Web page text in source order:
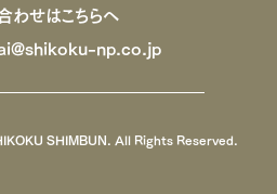
わせはこちらへ
np.co.jp
SHIMBUN. All Rights Reserved.